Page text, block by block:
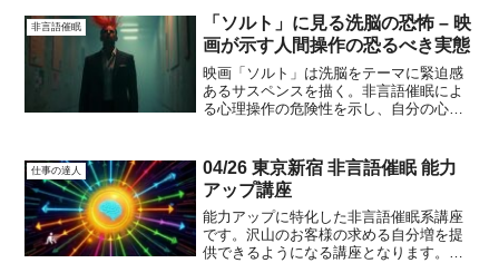
高い技術です。Ray先生の伝授、カリキ
ュラム、座学を引き継...
非言語催眠
「ソルト」に見る洗脳の恐怖 – 映
画が示す人間操作の恐るべき実態
映画「ソルト」は洗脳をテーマに緊迫感
あるサスペンスを描く。非言語催眠によ
る心理操作の危険性を示し、自分の心を
洗脳されていないかを振り返る機会を得
る。単なるアクション映画ではなく、人
間の心理や倫理といった深い問題を提起
する作品だ。
仕事の達人
04/26 東京新宿 非言語催眠 能力
アップ講座
能力アップに特化した非言語催眠系講座
です。沢山のお客様の求める自分増を提
供できるようになる講座となります。内